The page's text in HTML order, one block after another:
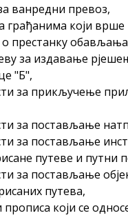
ванредни превоз,
који врше
престанку
за издавање
"Б",
за прикључење
за постављање
за постављање
путеве и путни
за постављање
путева,
који се